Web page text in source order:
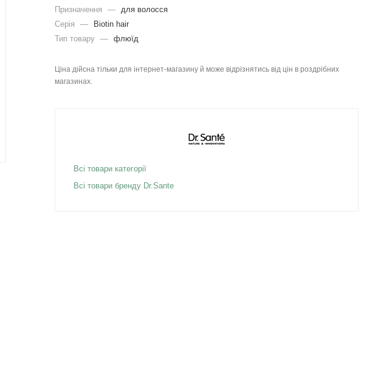
Призначення —
для волосся
Серія
—
Biotin hair
Тип товару — флюїд
Ціна дійсна тільки для інтернет-магазину й може відрізнятись від цін в роздрібних
магазинах.
Всі товари категорії
Всі товари бренду Dr.Sante